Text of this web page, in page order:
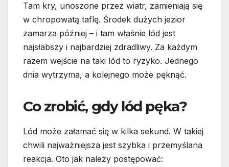
Tam kry, unoszone przez wiatr, zamieniają się
w chropowatą taflę. Środek dużych jezior
zamarza później – i tam właśnie lód jest
najsłabszy i najbardziej zdradliwy. Za każdym
razem wejście na taki lód to ryzyko. Jednego
dnia wytrzyma, a kolejnego może pęknąć.
Co zrobić, gdy lód pęka?
Lód może załamać się w kilka sekund. W takiej
chwili najważniejsza jest szybka i przemyślana
reakcja. Oto jak należy postępować: